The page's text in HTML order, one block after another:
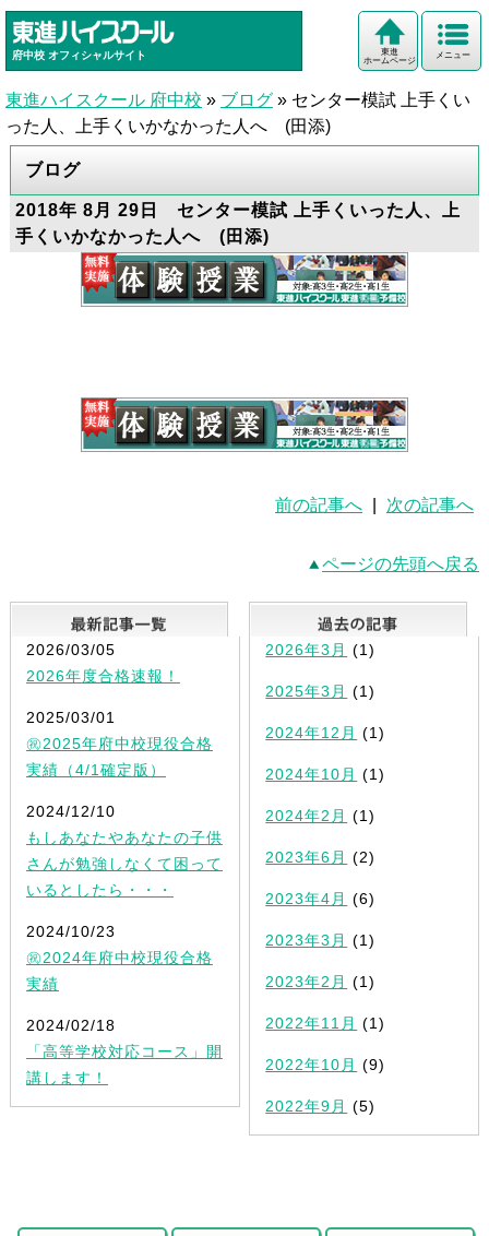
府中校 オフィシャルサイト メニュー
東進
ホームページ
東進ハイスクール 府中校 » ブログ » センター模試 上手くい
った人、上手くいかなかった人へ (田添)
ブログ
2018年 8月 29日 センター模試 上手くいった人、上
手くいかなかった人へ (田添)
前の記事へ 次の記事へ
ページの先頭へ戻る
最新記事一覧
2026/03/05
2026年度合格速報！
2025/03/01
㊗2025年府中校現役合格
実績（4/1確定版）
2024/12/10
もしあなたやあなたの子供
さんが勉強しなくて困って
いるとしたら・・・
2024/10/23
㊗2024年府中校現役合格
実績
2024/02/18
「高等学校対応コース」開
講します！
2026年3月 (1)
2025年3月 (1)
2024年12月 (1)
2024年10月 (1)
2024年2月 (1)
2023年6月 (2)
2023年4月 (6)
2023年3月 (1)
2023年2月 (1)
2022年11月 (1)
2022年10月 (9)
2022年9月 (5)